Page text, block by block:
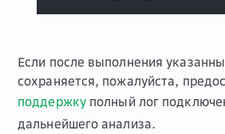
Если после выполнения
сохраняется, пожалуйста,
поддержкуполный лог
дальнейшего анализа.